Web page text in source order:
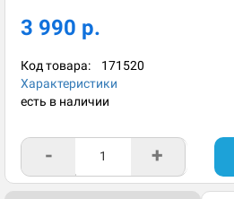
3 990 р.
Код товара: 171520
Характеристики
есть в наличии
- +